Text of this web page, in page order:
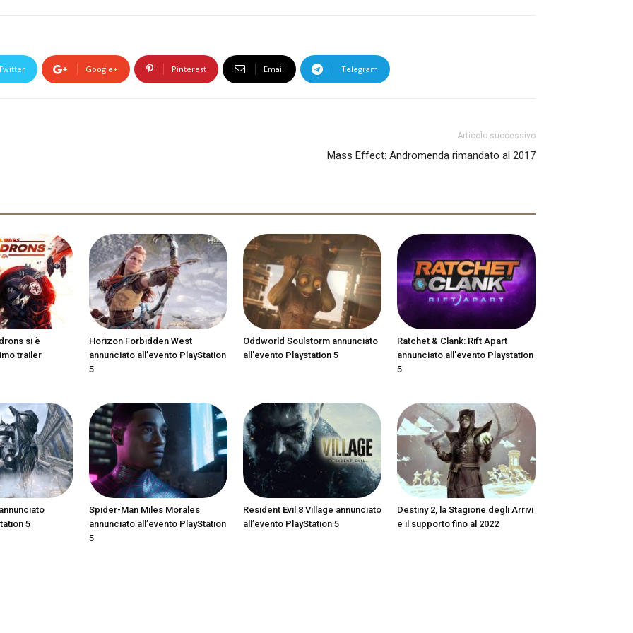
Google+ Pinterest Email Telegram
Articolo successivo
Mass Effect: Andromenda rimandato al 2017
si è
trailer
Horizon Forbidden West
annunciato all’evento PlayStation
5
Oddworld Soulstorm annunciato
all’evento Playstation 5
Ratchet & Clank: Rift Apart
annunciato all’evento Playstation
5
5
Spider-Man Miles Morales
annunciato all’evento PlayStation
5
Resident Evil 8 Village annunciato
all’evento PlayStation 5
Destiny 2, la Stagione degli Arrivi
e il supporto fino al 2022